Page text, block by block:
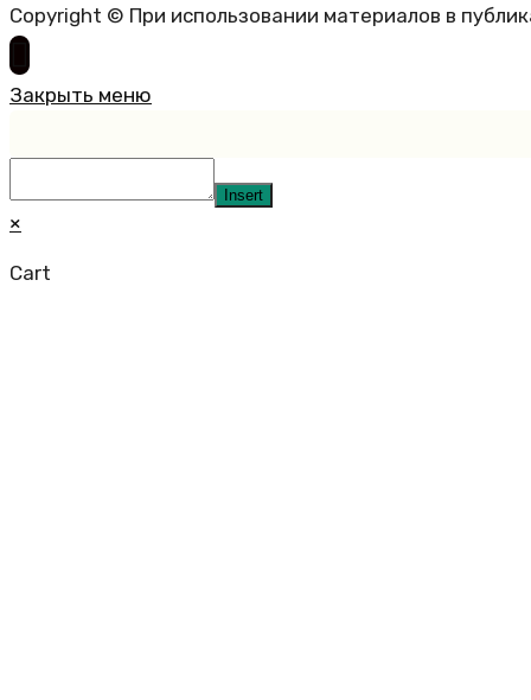
Copyright © При использовании материалов в
Закрыть меню
Insert
×
Cart